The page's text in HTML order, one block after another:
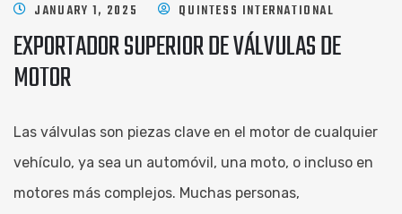
JANUARY 1, 2025 QUINTESS INTERNATIONAL
EXPORTADOR SUPERIOR DE VÁLVULAS DE
MOTOR
Las válvulas son piezas clave en el motor de cualquier
vehículo, ya sea un automóvil, una moto, o incluso en
motores más complejos. Muchas personas,